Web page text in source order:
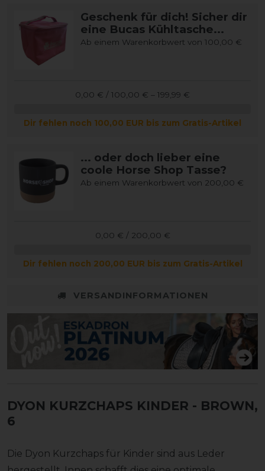
Geschenk für dich! Sicher dir
eine Bucas Kühltasche...
Ab einem Warenkorbwert von 100,00 €
0,00 € / 100,00 € – 199,99 €
Dir fehlen noch 100,00 EUR bis zum Gratis-Artikel
... oder doch lieber eine
coole Horse Shop Tasse?
Ab einem Warenkorbwert von 200,00 €
0,00 € / 200,00 €
Dir fehlen noch 200,00 EUR bis zum Gratis-Artikel
VERSANDINFORMATIONEN
DYON KURZCHAPS KINDER - BROWN,
6
Die Dyon Kurzchaps für Kinder sind aus Leder